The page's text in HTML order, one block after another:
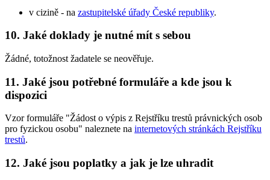
v cizině - na zastupitelské úřady České republiky.
10. Jaké doklady je nutné mít s sebou
Žádné, totožnost žadatele se neověřuje.
11. Jaké jsou potřebné formuláře a kde jsou k
dispozici
Vzor formuláře "Žádost o výpis z Rejstříku trestů právnických osob
pro fyzickou osobu" naleznete na internetových stránkách Rejstříku
trestů.
12. Jaké jsou poplatky a jak je lze uhradit